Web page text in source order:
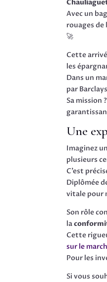
Avec un
rouages de
🚀
Cette
les
Dans un
par
Sa mission
Une
Imaginez
plusieurs
C’est
Diplômée
vitale pour
Son rôle
la
Cette
sur le
Pour les
Si vous